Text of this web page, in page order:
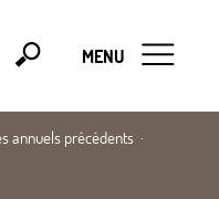
MENU
annuels précédents